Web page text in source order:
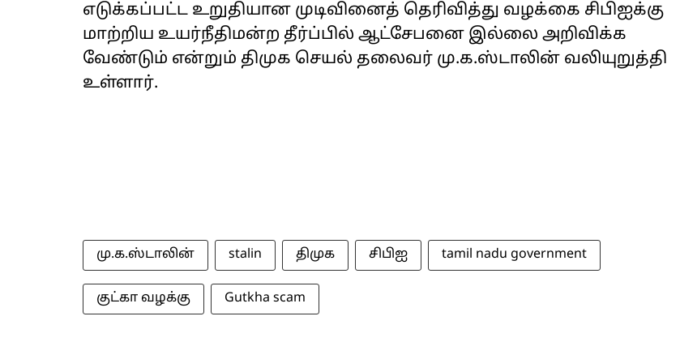
எடுக்கப்பட்ட உறுதியான முடிவினைத் தெரிவித்து வழக்கை சிபிஐக்கு
மாற்றிய உயர்நீதிமன்ற தீர்ப்பில் ஆட்சேபனை இல்லை அறிவிக்க
வேண்டும் என்றும் திமுக செயல் தலைவர் மு.க.ஸ்டாலின் வலியுறுத்தி
உள்ளார்.
மு.க.ஸ்டாலின் stalin திமுக சிபிஐ tamil nadu government
குட்கா வழக்கு Gutkha scam